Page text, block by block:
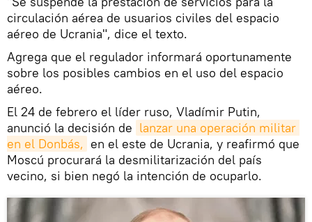
circulación aérea de usuarios civiles del espacio
aéreo de Ucrania", dice el texto.
Agrega que el regulador informará oportunamente
sobre los posibles cambios en el uso del espacio
aéreo.
El 24 de febrero el líder ruso, Vladímir Putin,
anunció la decisión de lanzar una operación militar
en el Donbás, en el este de Ucrania, y reafirmó que
Moscú procurará la desmilitarización del país
vecino, si bien negó la intención de ocuparlo.